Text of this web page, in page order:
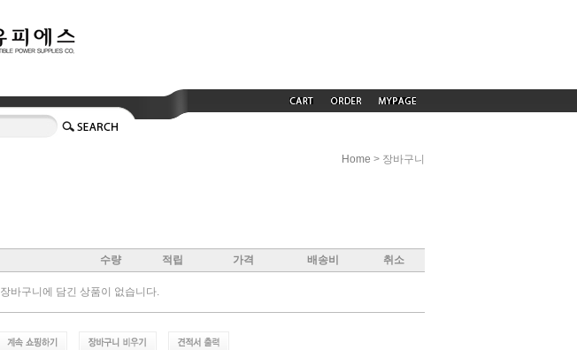
Home > 장바구니
수량 적립 가격 배송비 취소
장바구니에 담긴 상품이 없습니다.